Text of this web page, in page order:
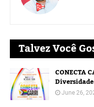
Talvez Você
CONECTA
June 26,